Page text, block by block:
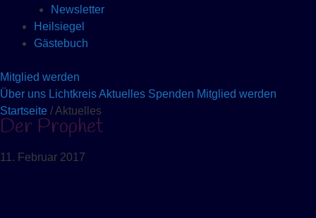
Newsletter
Heilsiegel
Gästebuch
Mitglied werden
Über uns LichtkreisAktuelles Spenden Mitglied werden
Startseite / Aktuelles
Der Prophet
11. Februar 2017